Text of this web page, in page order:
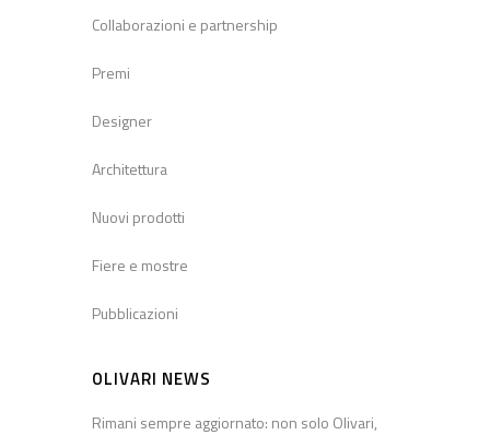
Collaborazioni e partnership
Premi
Designer
Architettura
Nuovi prodotti
Fiere e mostre
Pubblicazioni
OLIVARI NEWS
Rimani sempre aggiornato: non solo Olivari,